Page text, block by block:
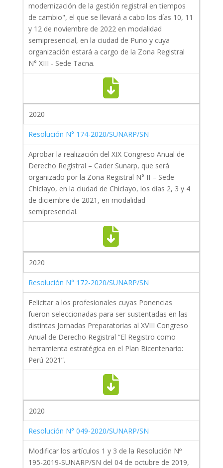
modernización de la gestión registral en tiempos
de cambio", el que se llevará a cabo los días 10, 11
y 12 de noviembre de 2022 en modalidad
semipresencial, en la ciudad de Puno y cuya
organización estará a cargo de la Zona Registral
N° XIII - Sede Tacna.
2020
Resolución N° 174-2020/SUNARP/SN
Aprobar la realización del XIX Congreso Anual de
Derecho Registral – Cader Sunarp, que será
organizado por la Zona Registral N° II – Sede
Chiclayo, en la ciudad de Chiclayo, los días 2, 3 y 4
de diciembre de 2021, en modalidad
semipresencial.
2020
Resolución N° 172-2020/SUNARP/SN
Felicitar a los profesionales cuyas Ponencias
fueron seleccionadas para ser sustentadas en las
distintas Jornadas Preparatorias al XVIII Congreso
Anual de Derecho Registral “El Registro como
herramienta estratégica en el Plan Bicentenario:
Perú 2021”.
2020
Resolución N° 049-2020/SUNARP/SN
Modificar los artículos 1 y 3 de la Resolución Nº
195-2019-SUNARP/SN del 04 de octubre de 2019,